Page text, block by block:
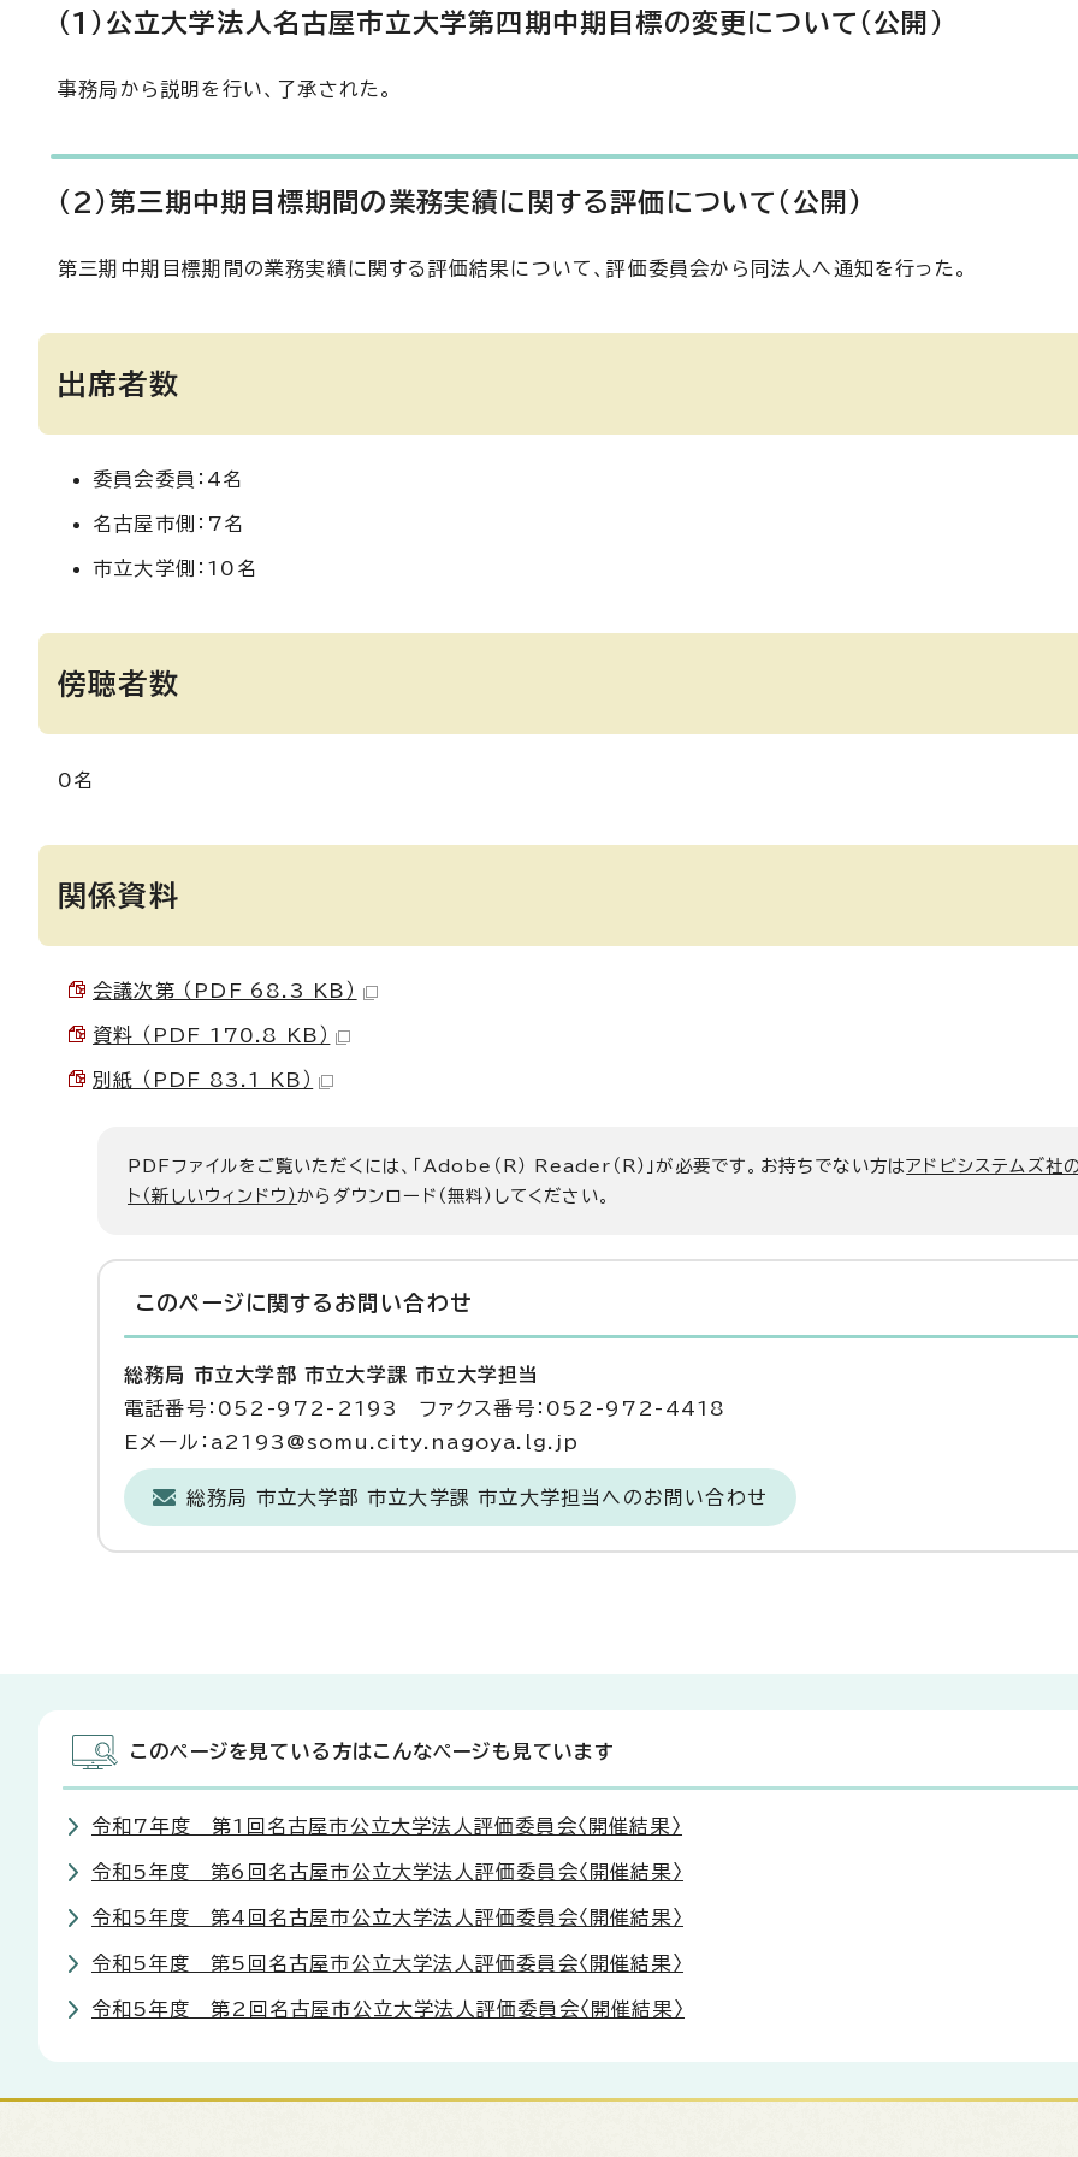
（1）公立大学法人名古屋市立大学第四期中期目標の変更について（公開）
事務局から説明を行い、了承された。
（2）第三期中期目標期間の業務実績に関する評価について（公開）
第三期中期目標期間の業務実績に関する評価結果について、評価委員会から同法人へ通知を行った。
出席者数
委員会委員：4名
名古屋市側：7名
市立大学側：10名
傍聴者数
0名
関係資料
会議次第 （PDF 68.3 KB）
資料 （PDF 170.8 KB）
別紙 （PDF 83.1 KB）
PDFファイルをご覧いただくには、「Adobe（R） Reader（R）」が必要です。お持ちでない方はアドビシステムズ社
ト（新しいウィンドウ）からダウンロード（無料）してください。
このページに関する お問い合わせ
総務局 市立大学部 市立大学課 市立大学担当
電話番号：052-972-2193 ファクス番号：052-972-4418
Eメール：a2193@somu.city.nagoya.lg.jp
総務局 市立大学部 市立大学課 市立大学担当へのお問い合わせ
このページを見ている方はこんなページも見ています
令和7年度 第1回名古屋市公立大学法人評価委員会〈開催結果〉
令和5年度 第6回名古屋市公立大学法人評価委員会〈開催結果〉
令和5年度 第4回名古屋市公立大学法人評価委員会〈開催結果〉
令和5年度 第5回名古屋市公立大学法人評価委員会〈開催結果〉
令和5年度 第2回名古屋市公立大学法人評価委員会〈開催結果〉